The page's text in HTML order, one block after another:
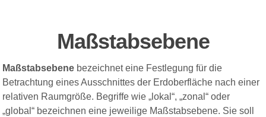
Maßstabsebene
Maßstabsebene bezeichnet eine Festlegung für die
Betrachtung eines Ausschnittes der Erdoberfläche nach einer
relativen Raumgröße. Begriffe wie „lokal“, „zonal“ oder
„global“ bezeichnen eine jeweilige Maßstabsebene. Sie soll